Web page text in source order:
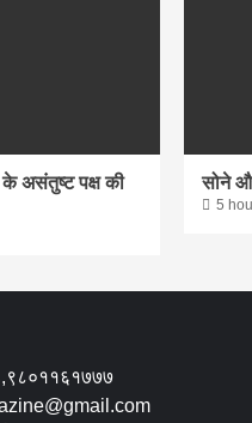
असंतुष्ट पक्ष की
सोने
5